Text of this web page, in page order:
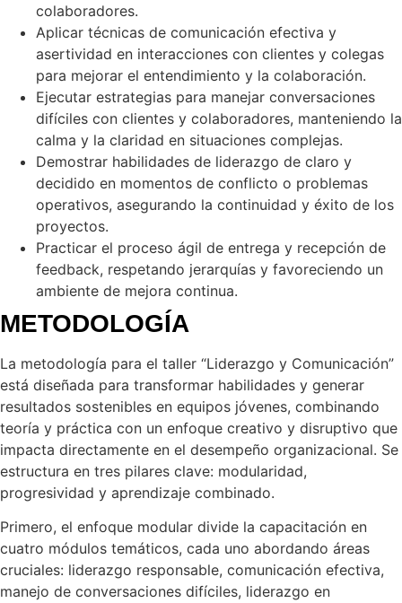
colaboradores.
Aplicar técnicas de comunicación efectiva y
asertividad en interacciones con clientes y colegas
para mejorar el entendimiento y la colaboración.
Ejecutar estrategias para manejar conversaciones
difíciles con clientes y colaboradores, manteniendo la
calma y la claridad en situaciones complejas.
Demostrar habilidades de liderazgo de claro y
decidido en momentos de conflicto o problemas
operativos, asegurando la continuidad y éxito de los
proyectos.
Practicar el proceso ágil de entrega y recepción de
feedback, respetando jerarquías y favoreciendo un
ambiente de mejora continua.
METODOLOGÍA
La metodología para el taller “Liderazgo y Comunicación”
está diseñada para transformar habilidades y generar
resultados sostenibles en equipos jóvenes, combinando
teoría y práctica con un enfoque creativo y disruptivo que
impacta directamente en el desempeño organizacional. Se
estructura en tres pilares clave: modularidad,
progresividad y aprendizaje combinado.
Primero, el enfoque modular divide la capacitación en
cuatro módulos temáticos, cada uno abordando áreas
cruciales: liderazgo responsable, comunicación efectiva,
manejo de conversaciones difíciles, liderazgo en